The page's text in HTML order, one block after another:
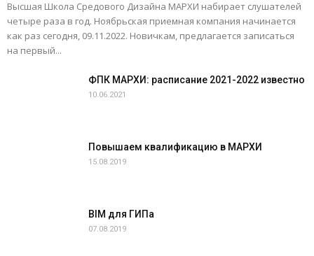
Высшая Школа Средового Дизайна МАРХИ набирает слушателей
четыре раза в год. Ноябрьская приемная компания начинается
как раз сегодня, 09.11.2022. Новичкам, предлагается записаться
на первый...
ФПК МАРХИ: расписание 2021-2022 известно
10.06.2021
Повышаем квалификацию в МАРХИ
15.08.2019
BIM для ГИПа
07.08.2019